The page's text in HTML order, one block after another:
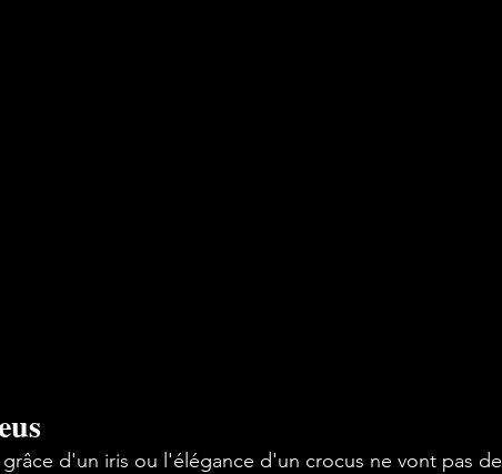
d'un iris ou l'élégance d'un crocus ne vont pas de